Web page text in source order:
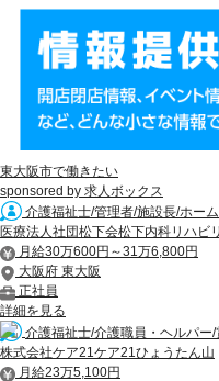
東大阪市で働きたい
sponsored by 求人ボックス
介護福祉士/管理者/施設長/ホー
医療法人社団松下会松下内科リハビ
月給30万600円～31万6,800円
大阪府 東大阪
正社員
詳細を見る
介護福祉士/介護職員・ヘルパー
株式会社ケア21ケア21ひょうたん山
月給23万5,100円